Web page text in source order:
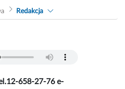
Redakcja
658-27-76 e-